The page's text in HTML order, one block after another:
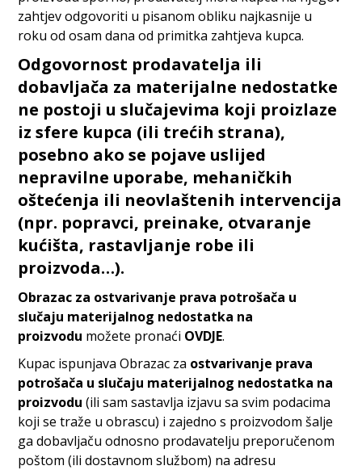
zahtjev odgovoriti u pisanom obliku najkasnije u
roku od osam dana od primitka zahtjeva kupca.
Odgovornost prodavatelja ili
dobavljača za materijalne nedostatke
ne postoji u slučajevima koji proizlaze
iz sfere kupca (ili trećih strana),
posebno ako se pojave uslijed
nepravilne uporabe, mehaničkih
oštećenja ili neovlaštenih intervencija
(npr. popravci, preinake, otvaranje
kućišta, rastavljanje robe ili
proizvoda…).
Obrazac za ostvarivanje prava potrošača u
slučaju materijalnog nedostatka na
proizvodu možete pronaći OVDJE.
Kupac ispunjava Obrazac za ostvarivanje prava
potrošača u slučaju materijalnog nedostatka na
proizvodu (ili sam sastavlja izjavu sa svim podacima
koji se traže u obrascu) i zajedno s proizvodom šalje
ga dobavljaču odnosno prodavatelju preporučenom
poštom (ili dostavnom službom) na adresu